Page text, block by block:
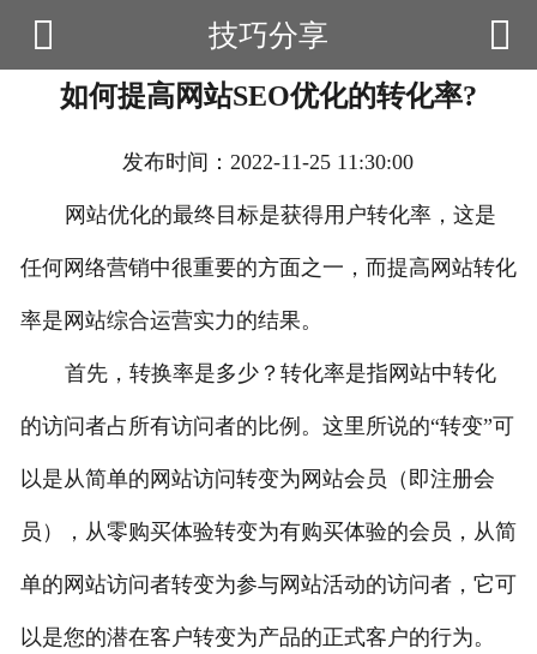
云产品
数据云查询
数据云监控
应用场景
 技巧分享 
如何提高网站SEO优化的转化率?
发布时间：2022-11-25 11:30:00
网站优化的最终目标是获得用户转化率，这是
任何网络营销中很重要的方面之一，而提高网站转化
率是网站综合运营实力的结果。
首先，转换率是多少？转化率是指网站中转化
的访问者占所有访问者的比例。这里所说的“转变”可
以是从简单的网站访问转变为网站会员（即注册会
员），从零购买体验转变为有购买体验的会员，从简
单的网站访问者转变为参与网站活动的访问者，它可
以是您的潜在客户转变为产品的正式客户的行为。